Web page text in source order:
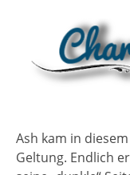
Ash kam in
Geltung. Endlich